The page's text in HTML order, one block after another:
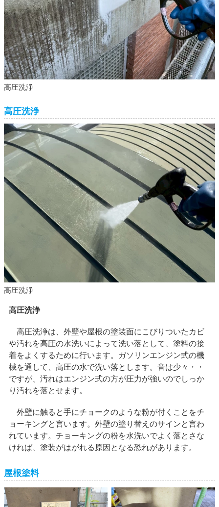
高圧洗浄
高圧洗浄
高圧洗浄
高圧洗浄
高圧洗浄は、外壁や屋根の塗装面にこびりついたカビ
や汚れを高圧の水洗いによって洗い落として、塗料の接
着をよくするために行います。ガソリンエンジン式の機
械を通して、高圧の水で洗い落とします。音は少々・・
ですが、汚れはエンジン式の方が圧力が強いのでしっか
り汚れを落とせます。
外壁に触ると手にチョークのような粉が付くことをチ
ョーキングと言います。外壁の塗り替えのサインと言わ
れています。チョーキングの粉を水洗いでよく落とさな
ければ、塗装がはがれる原因となる恐れがあります。
屋根塗料